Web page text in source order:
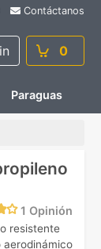
Contáctanos
0
Paraguas
1 Opinión
resistente
aerodinámico